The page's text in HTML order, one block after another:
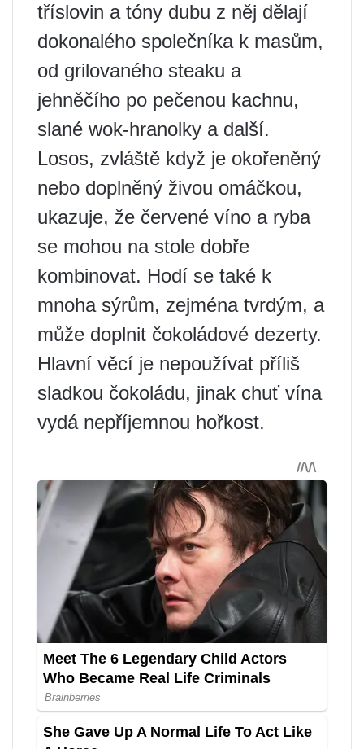
tříslovin a tóny dubu z něj dělají
dokonalého společníka k masům,
od grilovaného steaku a
jehněčího po pečenou kachnu,
slané wok-hranolky a další.
Losos, zvláště když je okořeněný
nebo doplněný živou omáčkou,
ukazuje, že červené víno a ryba
se mohou na stole dobře
kombinovat. Hodí se také k
mnoha sýrům, zejména tvrdým, a
může doplnit čokoládové dezerty.
Hlavní věcí je nepoužívat příliš
sladkou čokoládu, jinak chuť vína
vydá nepříjemnou hořkost.